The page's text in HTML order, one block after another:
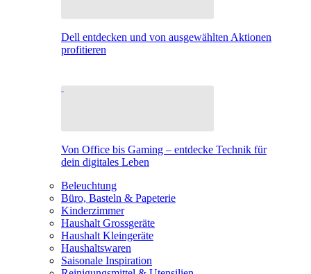
Dell entdecken und von ausgewählten Aktionen
profitieren
Von Office bis Gaming – entdecke Technik für
dein digitales Leben
Beleuchtung
Büro, Basteln & Papeterie
Kinderzimmer
Haushalt Grossgeräte
Haushalt Kleingeräte
Haushaltswaren
Saisonale Inspiration